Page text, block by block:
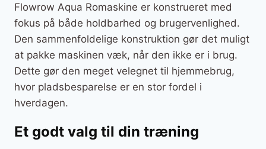
Flowrow Aqua Romaskine er konstrueret med
fokus på både holdbarhed og brugervenlighed.
Den sammenfoldelige konstruktion gør det muligt
at pakke maskinen væk, når den ikke er i brug.
Dette gør den meget velegnet til hjemmebrug,
hvor pladsbesparelse er en stor fordel i
hverdagen.
Et godt valg til din træning